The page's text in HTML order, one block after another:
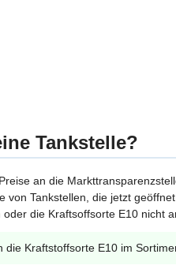
Tankstelle?
an die
Tankstellen, die jetzt
die Kraftsoffsorte E10 nicht
die Kraftstoffsorte E10 im